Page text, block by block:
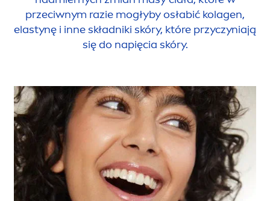
przeciwnym razie mogłyby osłabić kolagen,
elastynę i inne składniki skóry, które przyczyniają
się do napięcia skóry.